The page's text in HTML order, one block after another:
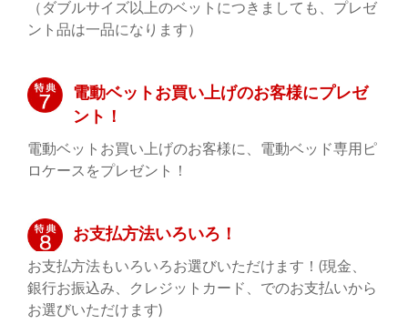
（ダブルサイズ以上のベットにつきましても、プレゼ
ント品は一品になります）
電動ベットお買い上げのお客様にプレゼ
ント！
電動ベットお買い上げのお客様に、電動ベッド専用ピ
ロケースをプレゼント！
お支払方法いろいろ！
お支払方法もいろいろお選びいただけます！(現金、
銀行お振込み、クレジットカード、でのお支払いから
お選びいただけます)